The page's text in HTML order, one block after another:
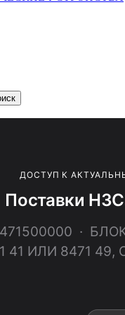
ДОСТУП К
Поставки
·
41 ИЛИ 8471